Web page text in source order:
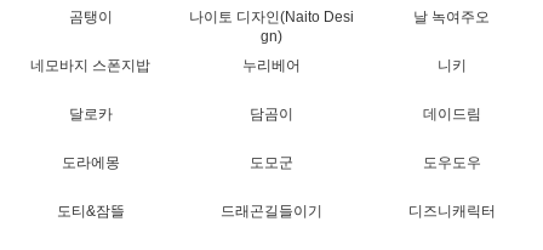
곰탱이
나이토 디자인(Naito Desi
gn)
날 녹여주오
네모바지 스폰지밥 누리베어 니키
달로카 담곰이 데이드림
도라에몽 도모군 도우도우
도티&잠뜰 드래곤길들이기 디즈니캐릭터